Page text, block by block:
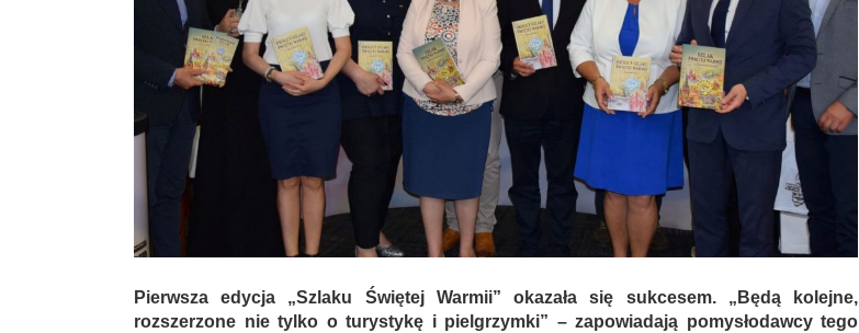
Pierwsza edycja „Szlaku Świętej Warmii” okazała się sukcesem. „Będą kolejne,
rozszerzone nie tylko o turystykę i pielgrzymki” – zapowiadają pomysłodawcy tego